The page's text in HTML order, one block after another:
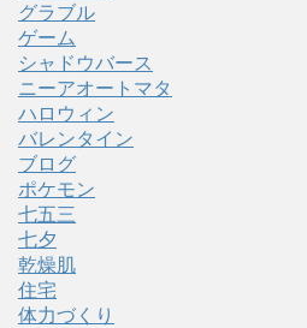
グラブル
ゲーム
シャドウバース
ニーアオートマタ
ハロウィン
バレンタイン
ブログ
ポケモン
七五三
七夕
乾燥肌
住宅
体力づくり